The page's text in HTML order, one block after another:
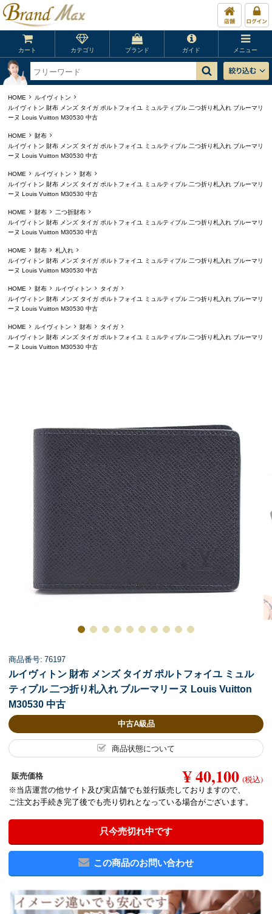
カート カテゴリ ブランド ガイド メニュー
HOME
ルイヴィトン
ルイヴィトン 財布 メンズ タイガ ポルトフォイユ ミュルティプル 二つ折り札入れ ブルーマリ
ーヌ Louis Vuitton M30530 中古
HOME
財布
ルイヴィトン 財布 メンズ タイガ ポルトフォイユ ミュルティプル 二つ折り札入れ ブルーマリ
ーヌ Louis Vuitton M30530 中古
HOME ルイヴィトン
財布
ルイヴィトン 財布 メンズ タイガ ポルトフォイユ ミュルティプル 二つ折り札入れ ブルーマリ
ーヌ Louis Vuitton M30530 中古
HOME 財布
二つ折財布
ルイヴィトン 財布 メンズ タイガ ポルトフォイユ ミュルティプル 二つ折り札入れ ブルーマリ
ーヌ Louis Vuitton M30530 中古
HOME 財布
札入れ
ルイヴィトン 財布 メンズ タイガ ポルトフォイユ ミュルティプル 二つ折り札入れ ブルーマリ
ーヌ Louis Vuitton M30530 中古
HOME 財布 ルイヴィトン
タイガ
ルイヴィトン 財布 メンズ タイガ ポルトフォイユ ミュルティプル 二つ折り札入れ ブルーマリ
ーヌ Louis Vuitton M30530 中古
HOME ルイヴィトン 財布
タイガ
ルイヴィトン 財布 メンズ タイガ ポルトフォイユ ミュルティプル 二つ折り札入れ ブルーマリ
ーヌ Louis Vuitton M30530 中古
商品番号: 76197
ルイヴィトン 財布 メンズ タイガ ポルトフォイユ ミュル
ティプル 二つ折り札入れ ブルーマリーヌ Louis Vuitton
M30530 中古
中古A級品
商品状態について
販売価格 ¥ 40,100 (税込)
※当店運営の他サイト及び実店舗でも並行販売しておりますので、
ご注文お手続き完了後でも売り切れとなっている場合がございます。
只今売切れ中です
この商品のお問い合わせ